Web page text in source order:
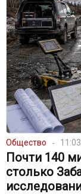
Общество
Почти 140
столько